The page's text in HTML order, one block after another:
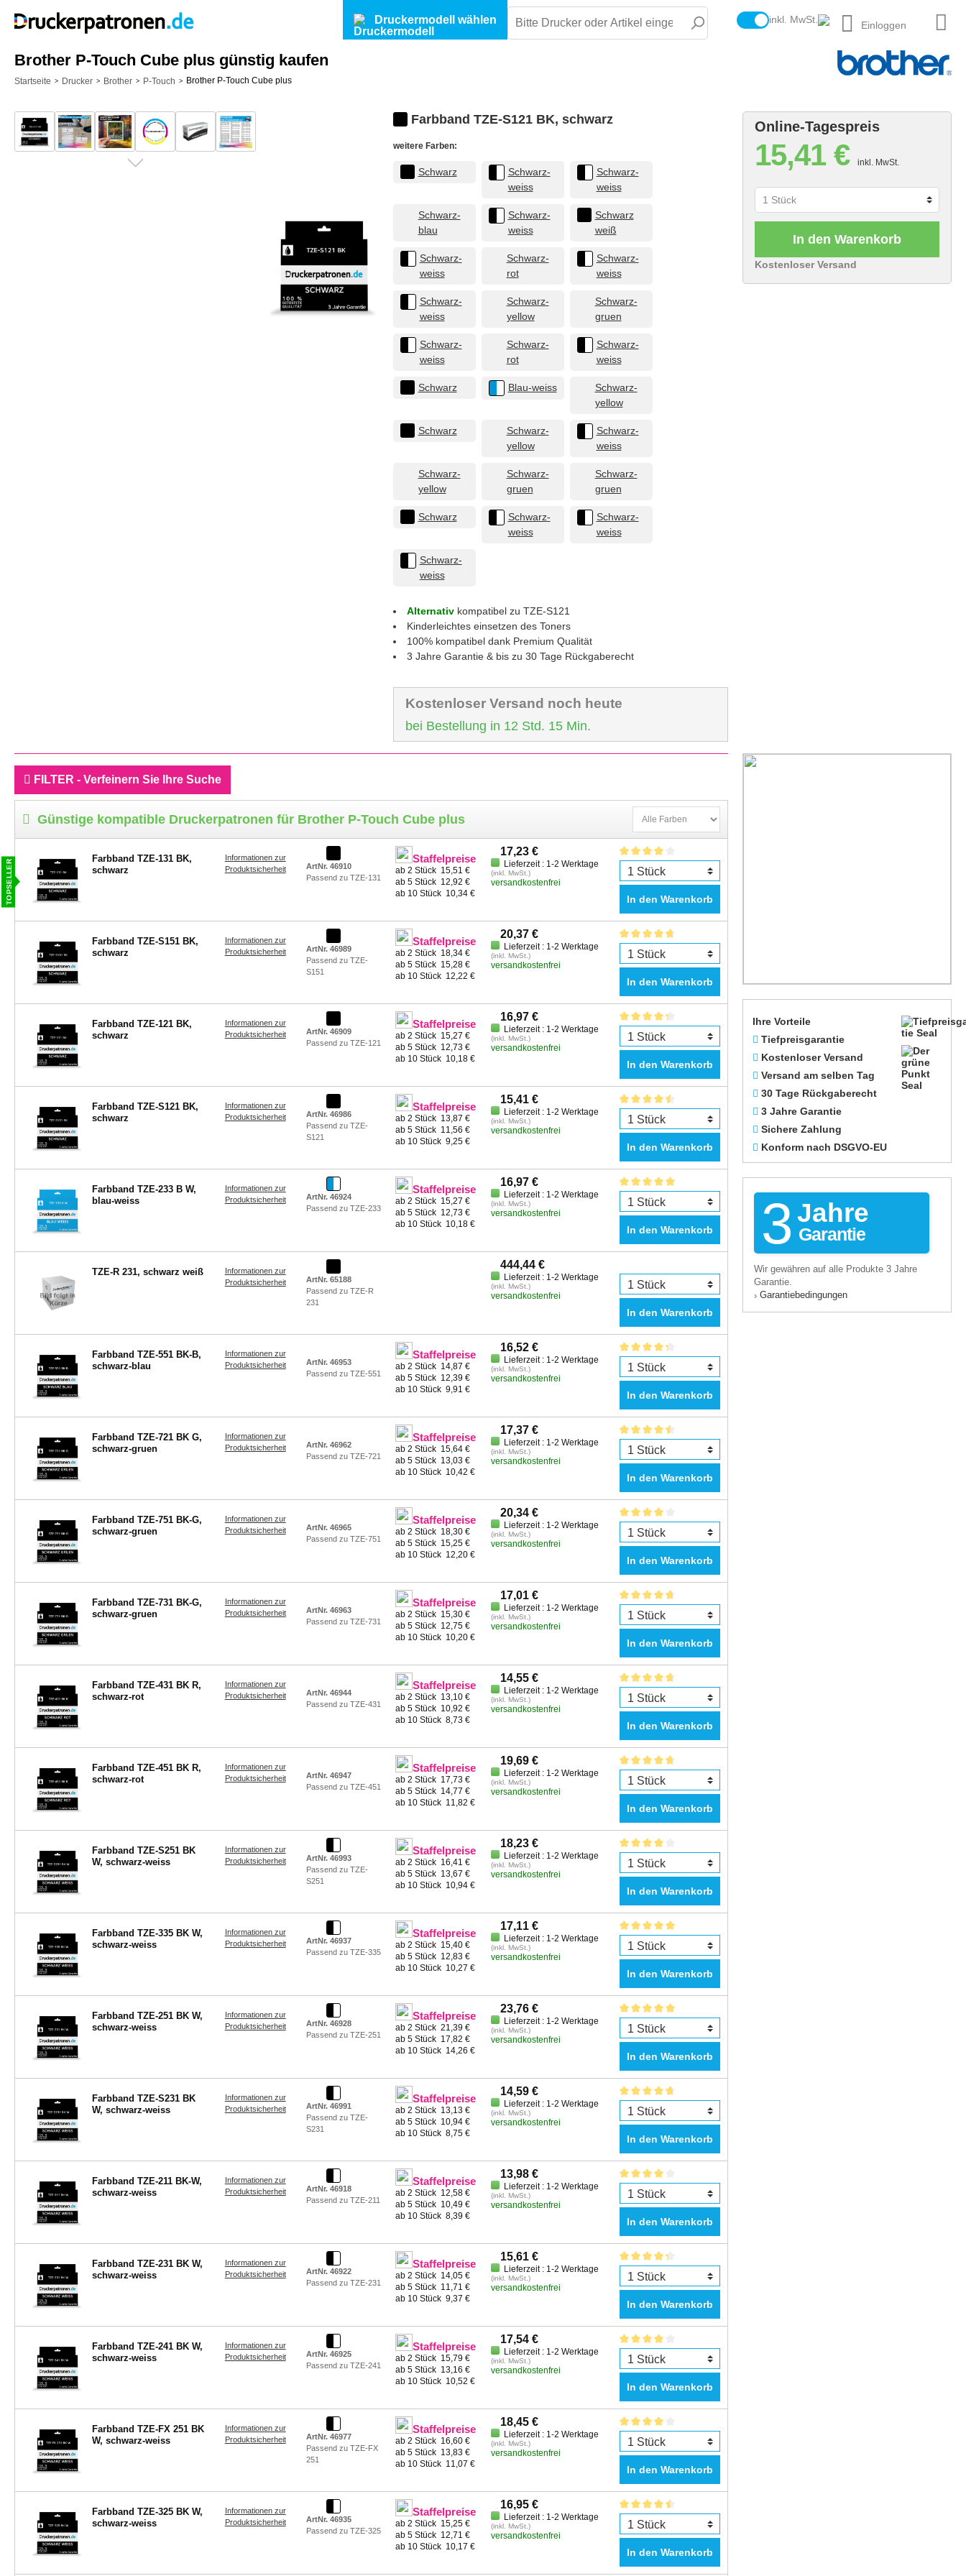
Druckermodell wählen inkl. MwSt. Einloggen
Brother P-Touch Cube plus günstig kaufen
Startseite > Drucker > Brother > P-Touch > Brother P-Touch Cube plus
Farbband TZE-S121 BK, schwarz
weitere Farben:
Schwarz
Schwarz-
weiss
Schwarz-
weiss
Schwarz-
blau
Schwarz-
weiss
Schwarz
weiß
Schwarz-
weiss
Schwarz-
rot
Schwarz-
weiss
Schwarz-
weiss
Schwarz-
yellow
Schwarz-
gruen
Schwarz-
weiss
Schwarz-
rot
Schwarz-
weiss
Schwarz Blau-weiss
Schwarz-
yellow
Schwarz
Schwarz-
yellow
Schwarz-
weiss
Schwarz-
yellow
Schwarz-
gruen
Schwarz-
gruen
Schwarz
Schwarz-
weiss
Schwarz-
weiss
Schwarz-
weiss
Alternativ kompatibel zu TZE-S121
Kinderleichtes einsetzen des Toners
100% kompatibel dank Premium Qualität
3 Jahre Garantie & bis zu 30 Tage Rückgaberecht
Kostenloser Versand noch heute
bei Bestellung in 12 Std. 15 Min.
Online-Tagespreis
15,41 € inkl. MwSt.
In den Warenkorb
Kostenloser Versand
FILTER - Verfeinern Sie Ihre Suche
Günstige kompatible Druckerpatronen für Brother P-Touch Cube plus
Farbband TZE-131 BK,
schwarz
Informationen zur
Produktsicherheit
ArtNr. 46910
Passend zu TZE-131
Staffelpreise
ab 2 Stück 15,51 €
ab 5 Stück 12,92 €
ab 10 Stück 10,34 €
17,23 €
Lieferzeit : 1-2 Werktage
(inkl. MwSt.)
versandkostenfrei
In den Warenkorb
Farbband TZE-S151 BK,
schwarz
Informationen zur
Produktsicherheit
ArtNr. 46989
Passend zu TZE-
S151
Staffelpreise
ab 2 Stück 18,34 €
ab 5 Stück 15,28 €
ab 10 Stück 12,22 €
20,37 €
Lieferzeit : 1-2 Werktage
(inkl. MwSt.)
versandkostenfrei
In den Warenkorb
Farbband TZE-121 BK,
schwarz
Informationen zur
Produktsicherheit
ArtNr. 46909
Passend zu TZE-121
Staffelpreise
ab 2 Stück 15,27 €
ab 5 Stück 12,73 €
ab 10 Stück 10,18 €
16,97 €
Lieferzeit : 1-2 Werktage
(inkl. MwSt.)
versandkostenfrei
In den Warenkorb
Farbband TZE-S121 BK,
schwarz
Informationen zur
Produktsicherheit
ArtNr. 46986
Passend zu TZE-
S121
Staffelpreise
ab 2 Stück 13,87 €
ab 5 Stück 11,56 €
ab 10 Stück 9,25 €
15,41 €
Lieferzeit : 1-2 Werktage
(inkl. MwSt.)
versandkostenfrei
In den Warenkorb
Farbband TZE-233 B W,
blau-weiss
Informationen zur
Produktsicherheit
ArtNr. 46924
Passend zu TZE-233
Staffelpreise
ab 2 Stück 15,27 €
ab 5 Stück 12,73 €
ab 10 Stück 10,18 €
16,97 €
Lieferzeit : 1-2 Werktage
(inkl. MwSt.)
versandkostenfrei
In den Warenkorb
TZE-R 231, schwarz weiß
Informationen zur
Produktsicherheit
ArtNr. 65188
Passend zu TZE-R
231
444,44 €
Lieferzeit : 1-2 Werktage
(inkl. MwSt.)
versandkostenfrei
In den Warenkorb
Farbband TZE-551 BK-B,
schwarz-blau
Informationen zur
Produktsicherheit
ArtNr. 46953
Passend zu TZE-551
Staffelpreise
ab 2 Stück 14,87 €
ab 5 Stück 12,39 €
ab 10 Stück 9,91 €
16,52 €
Lieferzeit : 1-2 Werktage
(inkl. MwSt.)
versandkostenfrei
In den Warenkorb
Farbband TZE-721 BK G,
schwarz-gruen
Informationen zur
Produktsicherheit
ArtNr. 46962
Passend zu TZE-721
Staffelpreise
ab 2 Stück 15,64 €
ab 5 Stück 13,03 €
ab 10 Stück 10,42 €
17,37 €
Lieferzeit : 1-2 Werktage
(inkl. MwSt.)
versandkostenfrei
In den Warenkorb
Farbband TZE-751 BK-G,
schwarz-gruen
Informationen zur
Produktsicherheit
ArtNr. 46965
Passend zu TZE-751
Staffelpreise
ab 2 Stück 18,30 €
ab 5 Stück 15,25 €
ab 10 Stück 12,20 €
20,34 €
Lieferzeit : 1-2 Werktage
(inkl. MwSt.)
versandkostenfrei
In den Warenkorb
Farbband TZE-731 BK-G,
schwarz-gruen
Informationen zur
Produktsicherheit
ArtNr. 46963
Passend zu TZE-731
Staffelpreise
ab 2 Stück 15,30 €
ab 5 Stück 12,75 €
ab 10 Stück 10,20 €
17,01 €
Lieferzeit : 1-2 Werktage
(inkl. MwSt.)
versandkostenfrei
In den Warenkorb
Farbband TZE-431 BK R,
schwarz-rot
Informationen zur
Produktsicherheit
ArtNr. 46944
Passend zu TZE-431
Staffelpreise
ab 2 Stück 13,10 €
ab 5 Stück 10,92 €
ab 10 Stück 8,73 €
14,55 €
Lieferzeit : 1-2 Werktage
(inkl. MwSt.)
versandkostenfrei
In den Warenkorb
Farbband TZE-451 BK R,
schwarz-rot
Informationen zur
Produktsicherheit
ArtNr. 46947
Passend zu TZE-451
Staffelpreise
ab 2 Stück 17,73 €
ab 5 Stück 14,77 €
ab 10 Stück 11,82 €
19,69 €
Lieferzeit : 1-2 Werktage
(inkl. MwSt.)
versandkostenfrei
In den Warenkorb
Farbband TZE-S251 BK
W, schwarz-weiss
Informationen zur
Produktsicherheit
ArtNr. 46993
Passend zu TZE-
S251
Staffelpreise
ab 2 Stück 16,41 €
ab 5 Stück 13,67 €
ab 10 Stück 10,94 €
18,23 €
Lieferzeit : 1-2 Werktage
(inkl. MwSt.)
versandkostenfrei
In den Warenkorb
Farbband TZE-335 BK W,
schwarz-weiss
Informationen zur
Produktsicherheit
ArtNr. 46937
Passend zu TZE-335
Staffelpreise
ab 2 Stück 15,40 €
ab 5 Stück 12,83 €
ab 10 Stück 10,27 €
17,11 €
Lieferzeit : 1-2 Werktage
(inkl. MwSt.)
versandkostenfrei
In den Warenkorb
Farbband TZE-251 BK W,
schwarz-weiss
Informationen zur
Produktsicherheit
ArtNr. 46928
Passend zu TZE-251
Staffelpreise
ab 2 Stück 21,39 €
ab 5 Stück 17,82 €
ab 10 Stück 14,26 €
23,76 €
Lieferzeit : 1-2 Werktage
(inkl. MwSt.)
versandkostenfrei
In den Warenkorb
Farbband TZE-S231 BK
W, schwarz-weiss
Informationen zur
Produktsicherheit
ArtNr. 46991
Passend zu TZE-
S231
Staffelpreise
ab 2 Stück 13,13 €
ab 5 Stück 10,94 €
ab 10 Stück 8,75 €
14,59 €
Lieferzeit : 1-2 Werktage
(inkl. MwSt.)
versandkostenfrei
In den Warenkorb
Farbband TZE-211 BK-W,
schwarz-weiss
Informationen zur
Produktsicherheit
ArtNr. 46918
Passend zu TZE-211
Staffelpreise
ab 2 Stück 12,58 €
ab 5 Stück 10,49 €
ab 10 Stück 8,39 €
13,98 €
Lieferzeit : 1-2 Werktage
(inkl. MwSt.)
versandkostenfrei
In den Warenkorb
Farbband TZE-231 BK W,
schwarz-weiss
Informationen zur
Produktsicherheit
ArtNr. 46922
Passend zu TZE-231
Staffelpreise
ab 2 Stück 14,05 €
ab 5 Stück 11,71 €
ab 10 Stück 9,37 €
15,61 €
Lieferzeit : 1-2 Werktage
(inkl. MwSt.)
versandkostenfrei
In den Warenkorb
Farbband TZE-241 BK W,
schwarz-weiss
Informationen zur
Produktsicherheit
ArtNr. 46925
Passend zu TZE-241
Staffelpreise
ab 2 Stück 15,79 €
ab 5 Stück 13,16 €
ab 10 Stück 10,52 €
17,54 €
Lieferzeit : 1-2 Werktage
(inkl. MwSt.)
versandkostenfrei
In den Warenkorb
Farbband TZE-FX 251 BK
W, schwarz-weiss
Informationen zur
Produktsicherheit
ArtNr. 46977
Passend zu TZE-FX
251
Staffelpreise
ab 2 Stück 16,60 €
ab 5 Stück 13,83 €
ab 10 Stück 11,07 €
18,45 €
Lieferzeit : 1-2 Werktage
(inkl. MwSt.)
versandkostenfrei
In den Warenkorb
Farbband TZE-325 BK W,
schwarz-weiss
Informationen zur
Produktsicherheit
ArtNr. 46935
Passend zu TZE-325
Staffelpreise
ab 2 Stück 15,25 €
ab 5 Stück 12,71 €
ab 10 Stück 10,17 €
16,95 €
Lieferzeit : 1-2 Werktage
(inkl. MwSt.)
versandkostenfrei
In den Warenkorb
Ihre Vorteile
Tiefpreisgarantie
Kostenloser Versand
Versand am selben Tag
30 Tage Rückgaberecht
3 Jahre Garantie
Sichere Zahlung
Konform nach DSGVO-EU
3 Jahre
Garantie
Wir gewähren auf alle Produkte 3 Jahre
Garantie.
› Garantiebedingungen